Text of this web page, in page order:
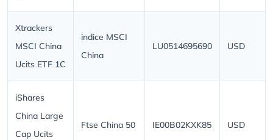
Xtrackers
MSCI China
Ucits ETF 1C
indice MSCI
China
LU0514695690 USD
iShares
China Large
Cap Ucits
Ftse China 50 IE00B02KXK85 USD